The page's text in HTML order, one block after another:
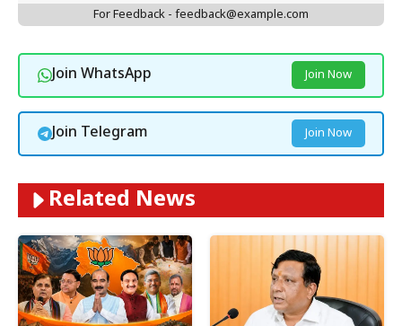
For Feedback - feedback@example.com
Join WhatsApp Join Now
Join Telegram Join Now
Related News